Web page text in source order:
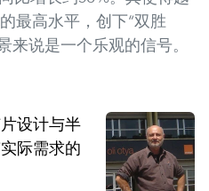
最高水平，创下“双胜
来说是一个乐观的信号。
设计与半
际需求的